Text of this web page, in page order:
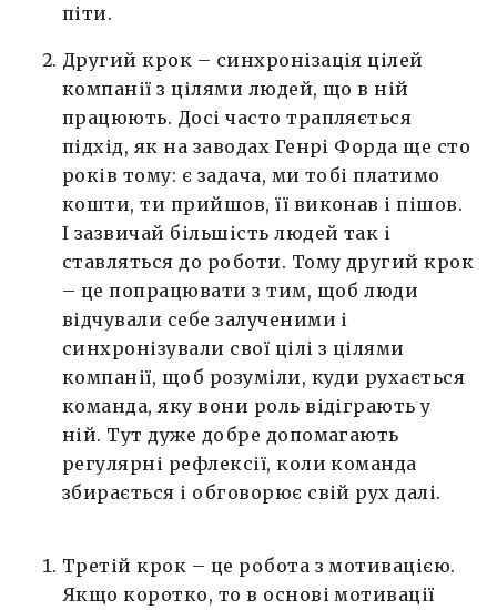
піти.
Другий крок – синхронізація цілей
компанії з цілями людей, що в ній
працюють. Досі часто трапляється
підхід, як на заводах Генрі Форда ще сто
років тому: є задача, ми тобі платимо
кошти, ти прийшов, її виконав і пішов.
І зазвичай більшість людей так і
ставляться до роботи. Тому другий крок
– це попрацювати з тим, щоб люди
відчували себе залученими і
синхронізували свої цілі з цілями
компанії, щоб розуміли, куди рухається
команда, яку вони роль відіграють у
ній. Тут дуже добре допомагають
регулярні рефлексії, коли команда
збирається і обговорює свій рух далі.
Третій крок – це робота з мотивацією.
Якщо коротко, то в основі мотивації